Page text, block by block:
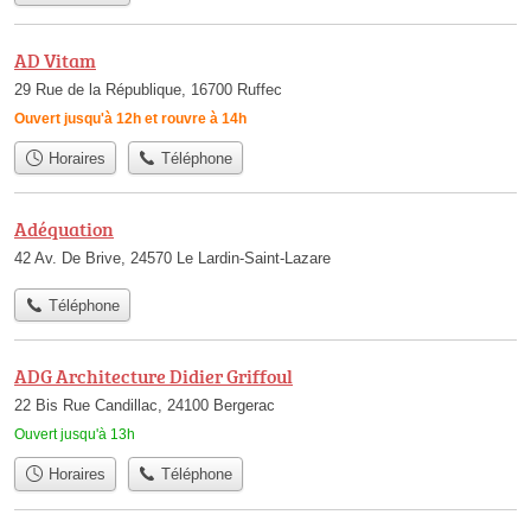
AD Vitam
29 Rue de la République, 16700 Ruffec
Ouvert jusqu'à 12h et rouvre à 14h
Horaires Téléphone
Adéquation
42 Av. De Brive, 24570 Le Lardin-Saint-Lazare
Téléphone
ADG Architecture Didier Griffoul
22 Bis Rue Candillac, 24100 Bergerac
Ouvert jusqu'à 13h
Horaires Téléphone